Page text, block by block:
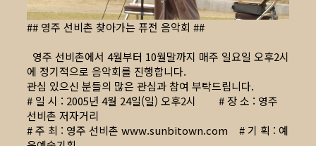
## 영주 선비촌 찾아가는 퓨전 음악회 ##
영주 선비촌에서 4월부터 10월말까지 매주 일요일 오후2시
에 정기적으로 음악회를 진행합니다.
관심 있으신 분들의 많은 관심과 참여 부탁드립니다.
# 일 시 : 2005년 4월 24일(일) 오후2시 # 장 소 : 영주
선비촌 저자거리
# 주 최 : 영주 선비촌 www.sunbitown.com # 기 획 : 예